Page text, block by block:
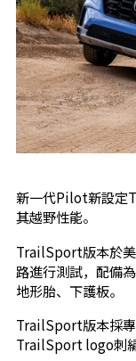
新一代Pilot新設定
其越野性能。
TrailSport版本於
路進行測試，配備
地形胎、下護板。
TrailSport版本採
TrailSport logo刺